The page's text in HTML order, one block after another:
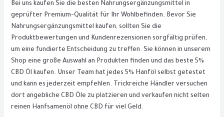
Bei uns kaufen Sie die besten Nahrungsergänzungsmittel in
geprüfter Premium-Qualität für Ihr Wohlbefinden. Bevor Sie
Nahrungsergänzungsmittel kaufen, sollten Sie die
Produktbewertungen und Kundenrezensionen sorgfältig prüfen,
um eine fundierte Entscheidung zu treffen. Sie können in unserem
Shop eine große Auswahl an Produkten finden und das beste 5%
CBD Öl kaufen. Unser Team hat jedes 5% Hanföl selbst getestet
und kann es jederzeit empfehlen. Trickreiche Händler versuchen
dort angebliche CBD Öle zu platzieren und verkaufen nicht selten
reinen Hanfsamenöl ohne CBD für viel Geld.